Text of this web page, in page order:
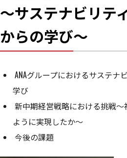
～サステナビリテ
からの学び～
ANAグループにおけるサステナ
学び
新中期経営戦略における挑戦
ように実現したか～
今後の課題